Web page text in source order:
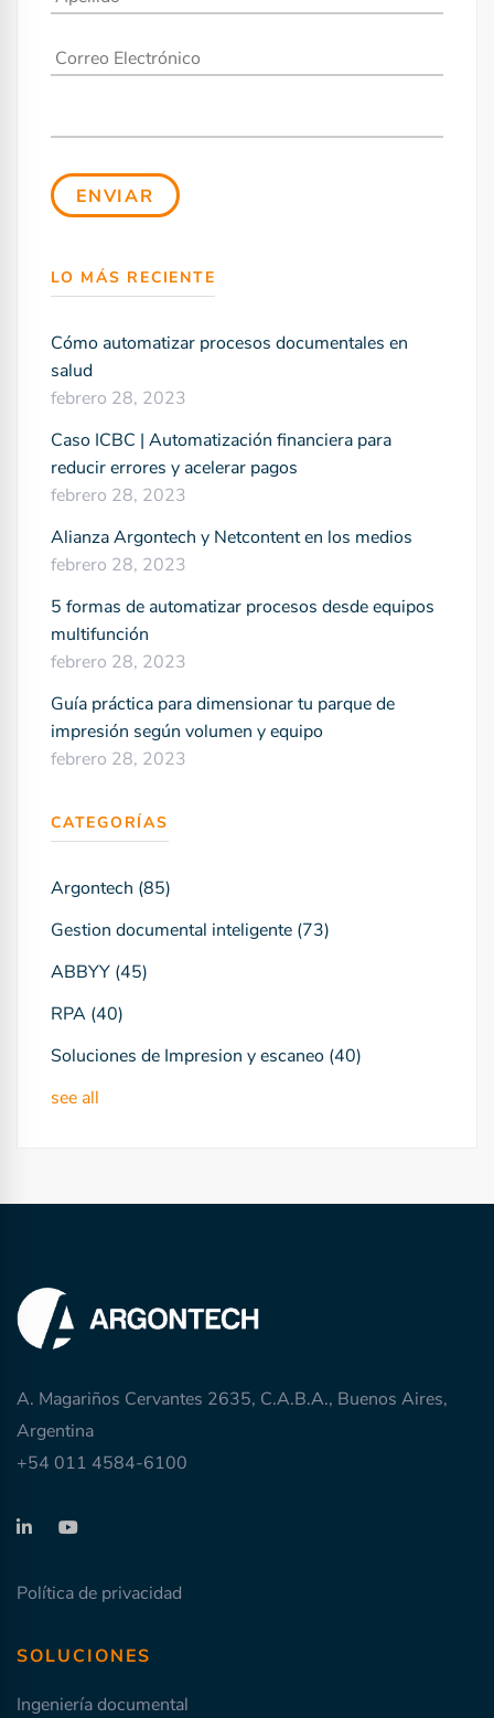
LO MÁS RECIENTE
Cómo automatizar procesos documentales en
salud
febrero 28, 2023
Caso ICBC | Automatización financiera para
reducir errores y acelerar pagos
febrero 28, 2023
Alianza Argontech y Netcontent en los medios
febrero 28, 2023
5 formas de automatizar procesos desde equipos
multifunción
febrero 28, 2023
Guía práctica para dimensionar tu parque de
impresión según volumen y equipo
febrero 28, 2023
CATEGORÍAS
Argontech (85)
Gestion documental inteligente (73)
ABBYY (45)
RPA (40)
Soluciones de Impresion y escaneo (40)
see all
A. Magariños Cervantes 2635, C.A.B.A., Buenos Aires,
Argentina
+54 011 4584-6100
Política de privacidad
SOLUCIONES
Ingeniería documental